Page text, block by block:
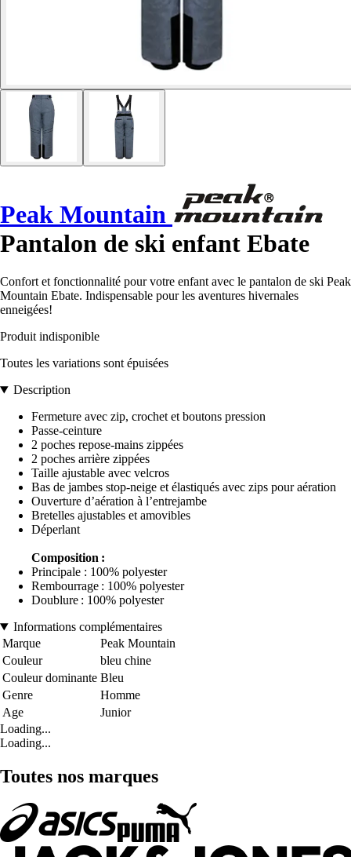
Peak Mountain
Pantalon de ski enfant Ebate
Confort et fonctionnalité pour votre enfant avec le pantalon de ski Peak
Mountain Ebate. Indispensable pour les aventures hivernales
enneigées!
Produit indisponible
Toutes les variations sont épuisées
Description
Fermeture avec zip, crochet et boutons pression
Passe-ceinture
2 poches repose-mains zippées
2 poches arrière zippées
Taille ajustable avec velcros
Bas de jambes stop-neige et élastiqués avec zips pour aération
Ouverture d’aération à l’entrejambe
Bretelles ajustables et amovibles
Déperlant
Composition :
Principale : 100% polyester
Rembourrage : 100% polyester
Doublure : 100% polyester
Informations complémentaires
Marque
Peak Mountain
Couleur
bleu chine
Couleur dominante Bleu
Genre
Homme
Age
Junior
Loading...
Loading...
Toutes nos marques